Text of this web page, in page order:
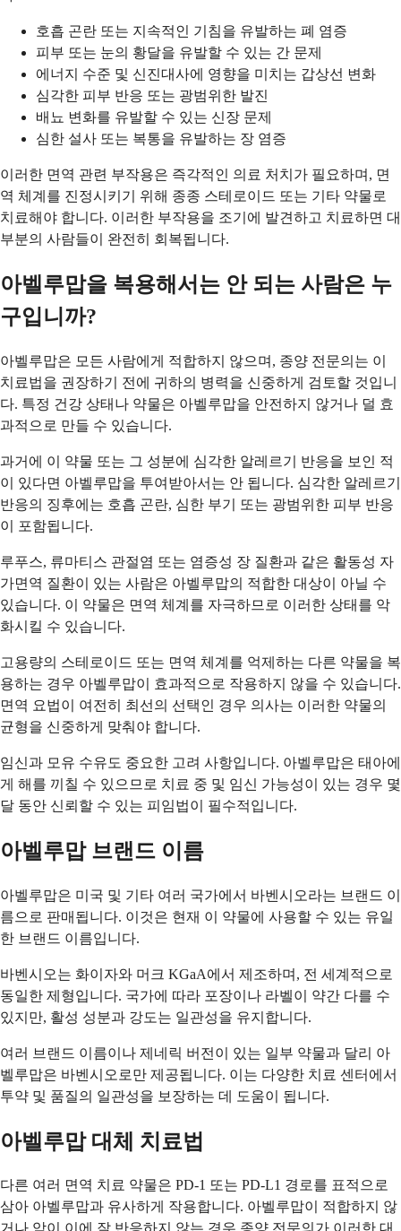
호흡 곤란 또는 지속적인 기침을 유발하는 폐 염증
피부 또는 눈의 황달을 유발할 수 있는 간 문제
에너지 수준 및 신진대사에 영향을 미치는 갑상선 변화
심각한 피부 반응 또는 광범위한 발진
배뇨 변화를 유발할 수 있는 신장 문제
심한 설사 또는 복통을 유발하는 장 염증
이러한 면역 관련 부작용은 즉각적인 의료 처치가 필요하며, 면
역 체계를 진정시키기 위해 종종 스테로이드 또는 기타 약물로
치료해야 합니다. 이러한 부작용을 조기에 발견하고 치료하면 대
부분의 사람들이 완전히 회복됩니다.
아벨루맙을 복용해서는 안 되는 사람은 누
구입니까?
아벨루맙은 모든 사람에게 적합하지 않으며, 종양 전문의는 이
치료법을 권장하기 전에 귀하의 병력을 신중하게 검토할 것입니
다. 특정 건강 상태나 약물은 아벨루맙을 안전하지 않거나 덜 효
과적으로 만들 수 있습니다.
과거에 이 약물 또는 그 성분에 심각한 알레르기 반응을 보인 적
이 있다면 아벨루맙을 투여받아서는 안 됩니다. 심각한 알레르기
반응의 징후에는 호흡 곤란, 심한 부기 또는 광범위한 피부 반응
이 포함됩니다.
루푸스, 류마티스 관절염 또는 염증성 장 질환과 같은 활동성 자
가면역 질환이 있는 사람은 아벨루맙의 적합한 대상이 아닐 수
있습니다. 이 약물은 면역 체계를 자극하므로 이러한 상태를 악
화시킬 수 있습니다.
고용량의 스테로이드 또는 면역 체계를 억제하는 다른 약물을 복
용하는 경우 아벨루맙이 효과적으로 작용하지 않을 수 있습니다.
면역 요법이 여전히 최선의 선택인 경우 의사는 이러한 약물의
균형을 신중하게 맞춰야 합니다.
임신과 모유 수유도 중요한 고려 사항입니다. 아벨루맙은 태아에
게 해를 끼칠 수 있으므로 치료 중 및 임신 가능성이 있는 경우 몇
달 동안 신뢰할 수 있는 피임법이 필수적입니다.
아벨루맙 브랜드 이름
아벨루맙은 미국 및 기타 여러 국가에서 바벤시오라는 브랜드 이
름으로 판매됩니다. 이것은 현재 이 약물에 사용할 수 있는 유일
한 브랜드 이름입니다.
바벤시오는 화이자와 머크 KGaA에서 제조하며, 전 세계적으로
동일한 제형입니다. 국가에 따라 포장이나 라벨이 약간 다를 수
있지만, 활성 성분과 강도는 일관성을 유지합니다.
여러 브랜드 이름이나 제네릭 버전이 있는 일부 약물과 달리 아
벨루맙은 바벤시오로만 제공됩니다. 이는 다양한 치료 센터에서
투약 및 품질의 일관성을 보장하는 데 도움이 됩니다.
아벨루맙 대체 치료법
다른 여러 면역 치료 약물은 PD-1 또는 PD-L1 경로를 표적으로
삼아 아벨루맙과 유사하게 작용합니다. 아벨루맙이 적합하지 않